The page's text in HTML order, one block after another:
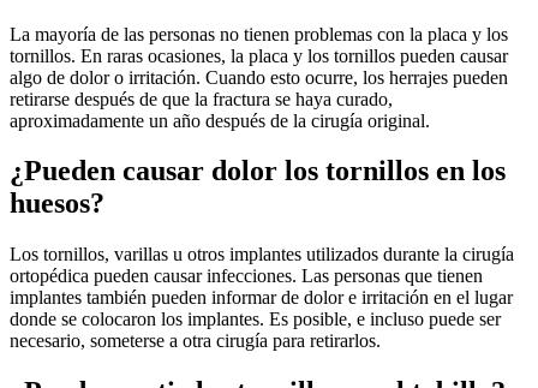
La mayoría de las personas no tienen problemas con la placa y los
tornillos. En raras ocasiones, la placa y los tornillos pueden causar
algo de dolor o irritación. Cuando esto ocurre, los herrajes pueden
retirarse después de que la fractura se haya curado,
aproximadamente un año después de la cirugía original.
¿Pueden causar dolor los tornillos en los
huesos?
Los tornillos, varillas u otros implantes utilizados durante la cirugía
ortopédica pueden causar infecciones. Las personas que tienen
implantes también pueden informar de dolor e irritación en el lugar
donde se colocaron los implantes. Es posible, e incluso puede ser
necesario, someterse a otra cirugía para retirarlos.